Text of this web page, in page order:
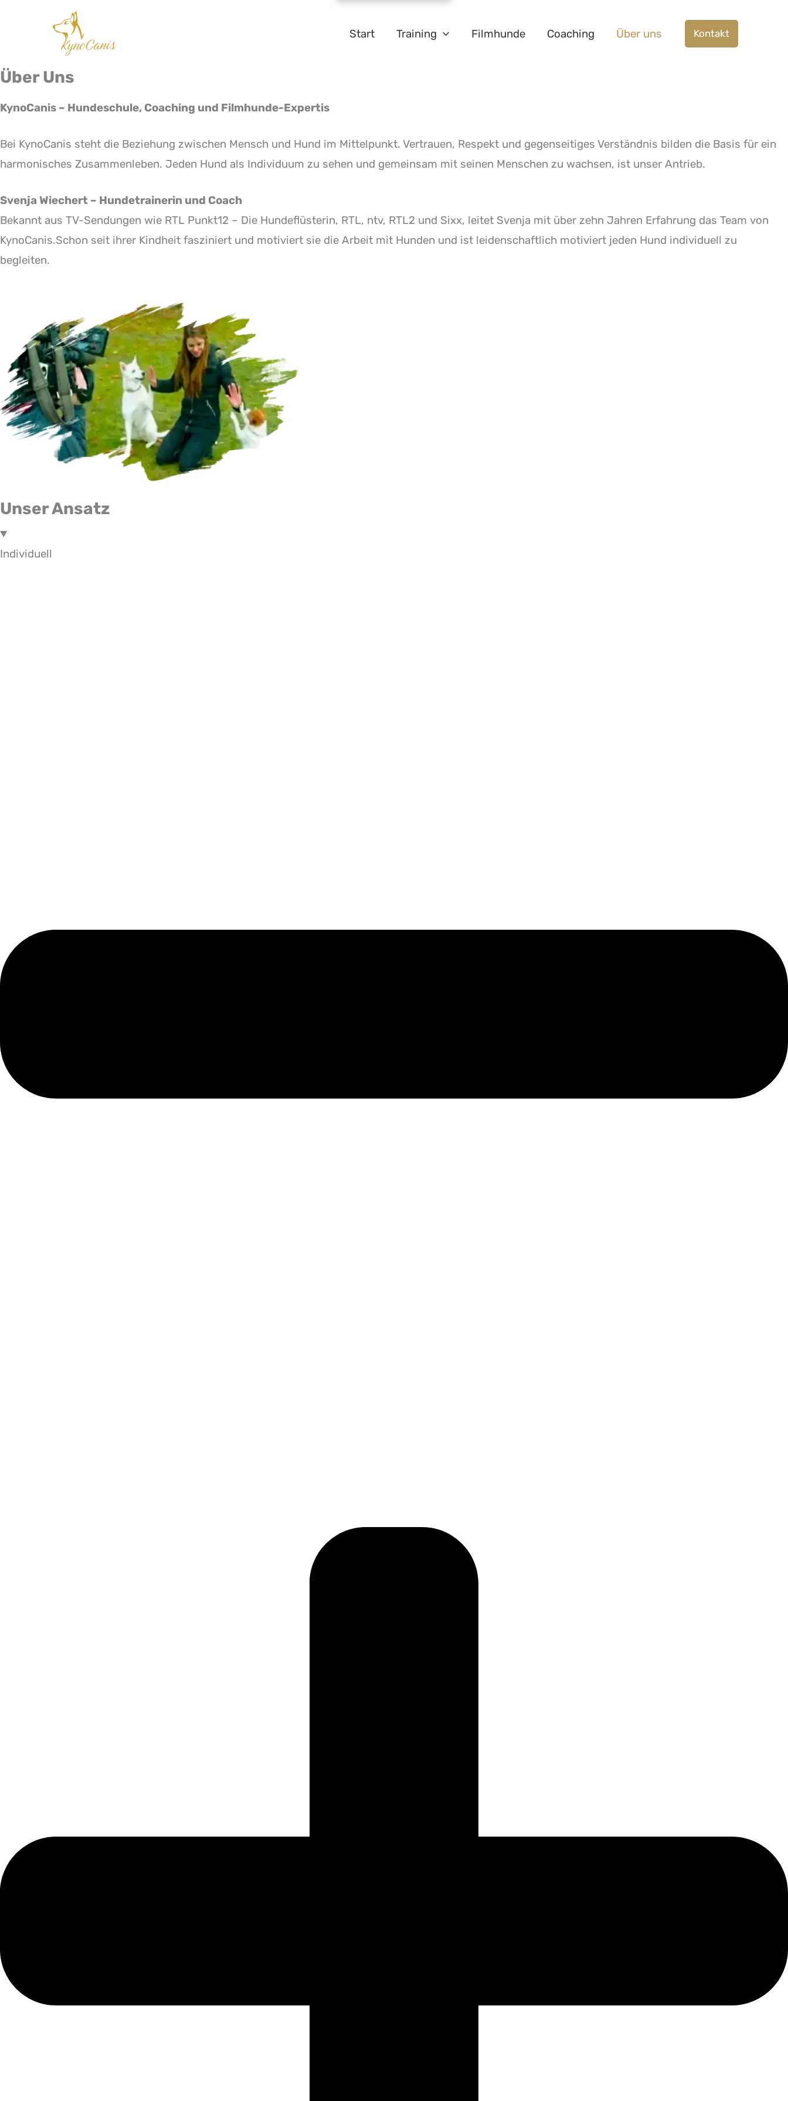
Start Training Filmhunde Coaching Über uns Kontakt
Über Uns
KynoCanis – Hundeschule, Coaching und Filmhunde-Expertis
Bei KynoCanis steht die Beziehung zwischen Mensch und Hund im Mittelpunkt. Vertrauen, Respekt und gegenseitiges Verständnis bilden die Basis für ein
harmonisches Zusammenleben. Jeden Hund als Individuum zu sehen und gemeinsam mit seinen Menschen zu wachsen, ist unser Antrieb.
Svenja Wiechert – Hundetrainerin und Coach
Bekannt aus TV-Sendungen wie RTL Punkt12 – Die Hundeflüsterin, RTL, ntv, RTL2 und Sixx, leitet Svenja mit über zehn Jahren Erfahrung das Team von
KynoCanis.Schon seit ihrer Kindheit fasziniert und motiviert sie die Arbeit mit Hunden und ist leidenschaftlich motiviert jeden Hund individuell zu
begleiten.
Unser Ansatz
Individuell